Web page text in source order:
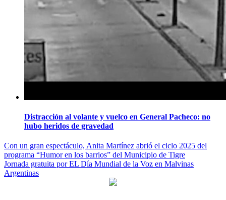
Distracción al volante y vuelco en General Pacheco: no
hubo heridos de gravedad
Navegación
de
entradas
Con un gran espectáculo, Anita Martínez abrió el ciclo 2025 del
programa “Humor en los barrios” del Municipio de Tigre
Jornada gratuita por EL Día Mundial de la Voz en Malvinas
Argentinas